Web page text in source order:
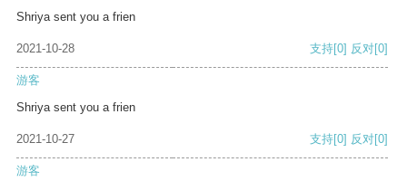
Shriya sent you a frien
2021-10-28 支持[0] 反对[0]
游客
Shriya sent you a frien
2021-10-27 支持[0] 反对[0]
游客